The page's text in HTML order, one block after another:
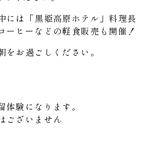
には「黒姫高原ホテル」料理長
ーヒーなどの軽食販売も開催！
をお過ごしください。
体験になります。
ございません